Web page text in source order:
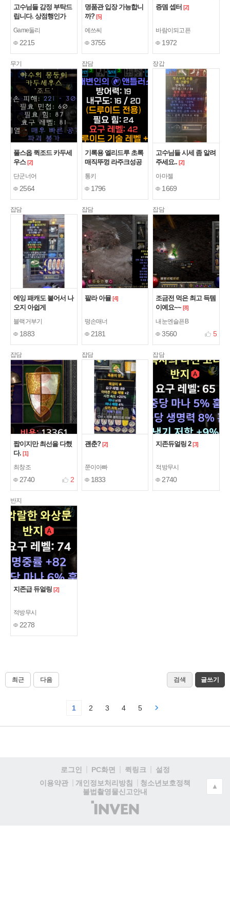
고수님들 감정 부탁드
립니다. 상점행인가
Game둘리
2215
명품관 입장 가능합니
까? [5]
에쓰씨
3755
증뎀 셉터 [2]
바람이되고픈
1972
무기
풀스옵 퀵조드 카두세
우스 [2]
단군너어
2564
잡담
기록용 엘리드루 초록
매직뚜껑 라주크성공
통키
1796
장갑
고수님들 시세 좀 알려
주세요.. [2]
아마젤
1669
잡담
에잉 패캐도 붙어서 나
오지 아쉽게
블랙거부기
1883
잡담
팔라 아뮬 [4]
떵손매너
2181
잡담
조금전 먹은 최고 득템
이예요~~ [8]
내눈엔슬픈B
3560 5
잡담
짭이지만 최선을 다했
다. [1]
최창조
2740 2
잡담
괜춘? [2]
쭌이아빠
1833
잡담
지존듀얼링 2 [3]
적방무시
2740
반지
지존급 듀얼링 [2]
적방무시
2278
최근 다음 검색 글쓰기
1 2 3 4 5
로그인 PC화면 퀵링크
설정
이용약관
개인정보처리방침
청소년보호정책
불법촬영물신고안내
(주)
인
▲